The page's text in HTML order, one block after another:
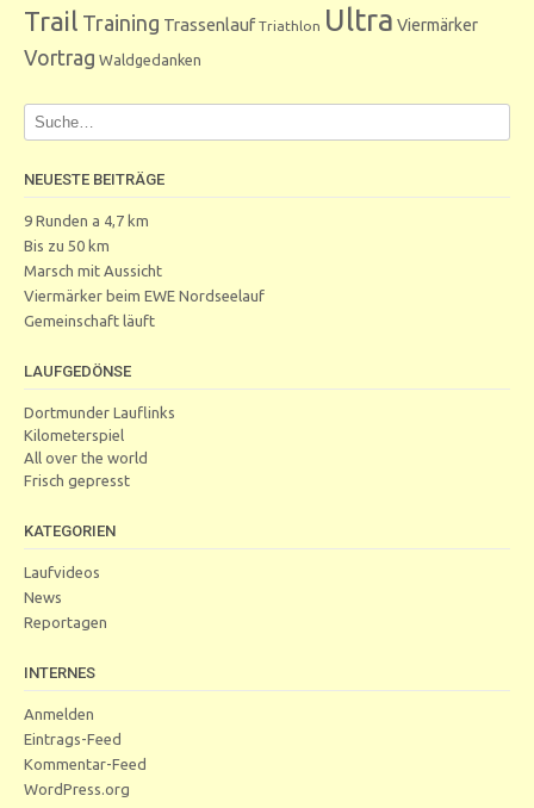
Trail Training Trassenlauf Triathlon Ultra Viermärker
Vortrag Waldgedanken
NEUESTE BEITRÄGE
9 Runden a 4,7 km
Bis zu 50 km
Marsch mit Aussicht
Viermärker beim EWE Nordseelauf
Gemeinschaft läuft
LAUFGEDÖNSE
Dortmunder Lauflinks
Kilometerspiel
All over the world
Frisch gepresst
KATEGORIEN
Laufvideos
News
Reportagen
INTERNES
Anmelden
Eintrags-Feed
Kommentar-Feed
WordPress.org